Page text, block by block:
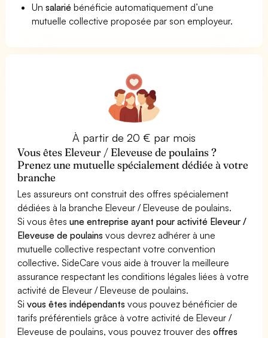
Unsalarié bénéficie automatiquement d’une
mutuelle collective proposée par son employeur.
À partir de 20 € par mois
Vous êtes Eleveur / Eleveuse de poulains ?
Prenez une mutuelle spécialement dédiée à votre
branche
Les assureurs ont construit des offres spécialement
dédiées à la branche Eleveur / Eleveuse de poulains.
Si vous êtesune entreprise ayant pour activité Eleveur /
Eleveuse de poulains vous devrez adhérer à une
mutuelle collective respectant votre convention
collective. SideCare vous aide à trouver la meilleure
assurance respectant les conditions légales liées à votre
activité de Eleveur / Eleveuse de poulains.
Sivous êtes indépendants vous pouvez bénéficier de
tarifs préférentiels grâce à votre activité de Eleveur /
Eleveuse de poulains, vous pouvez trouver desoffres